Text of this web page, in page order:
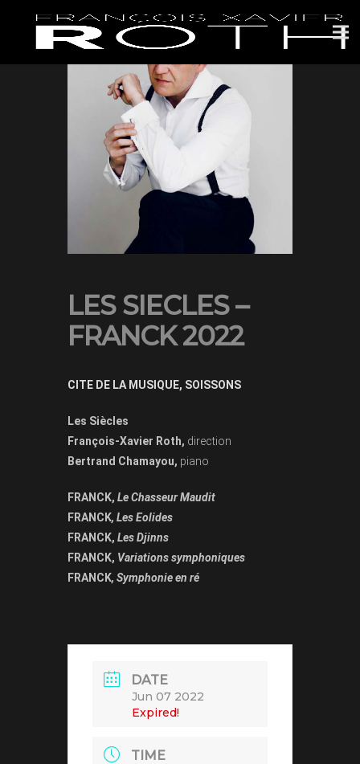
LES SIECLES –
FRANCK 2022
CITE DE LA MUSIQUE, SOISSONS
Les Siècles
François-Xavier Roth, direction
Bertrand Chamayou, piano
FRANCK, Le Chasseur Maudit
FRANCK, Les Eolides
FRANCK, Les Djinns
FRANCK, Variations symphoniques
FRANCK, Symphonie en ré
DATE
Jun 07 2022
Expired!
TIME